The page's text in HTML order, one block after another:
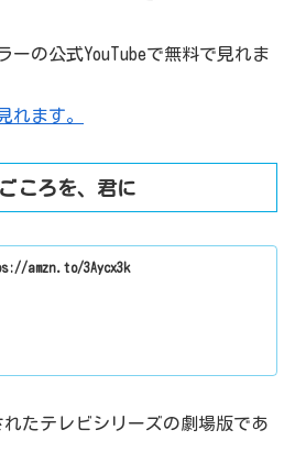
ーの公式YouTubeで無料で見れま
れます。
ころを、君に
amzn.to/3Aycx3k
れたテレビシリーズの劇場版であ